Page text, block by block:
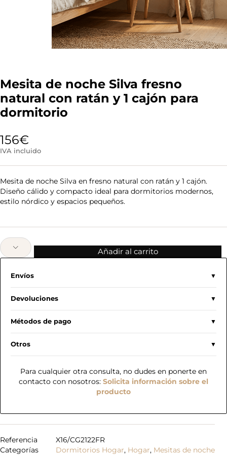
Mesita de noche Silva fresno
natural con ratán y 1 cajón para
dormitorio
156€
IVA incluido
Mesita de noche Silva en fresno natural con ratán y 1 cajón.
Diseño cálido y compacto ideal para dormitorios modernos,
estilo nórdico y espacios pequeños.
Añadir al carrito
Envíos
Devoluciones
Métodos de pago
Otros
Para cualquier otra consulta, no dudes en ponerte en
contacto con nosotros: Solicita información sobre el
producto
Referencia
X16/CG2122FR
Categorías
Dormitorios Hogar, Hogar, Mesitas de noche